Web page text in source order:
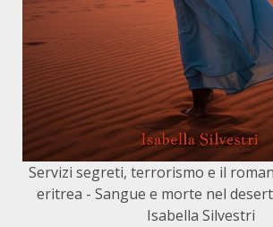
Servizi segreti, terrorismo e il
eritrea - Sangue e morte nel
Isabella Silvestri